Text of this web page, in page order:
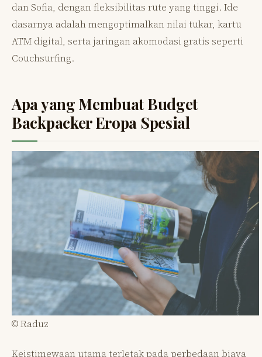
dan Sofia, dengan fleksibilitas rute yang tinggi. Ide
dasarnya adalah mengoptimalkan nilai tukar, kartu
ATM digital, serta jaringan akomodasi gratis seperti
Couchsurfing.
Apa yang Membuat Budget
Backpacker Eropa Spesial
© Raduz
Keistimewaan utama terletak pada perbedaan biaya